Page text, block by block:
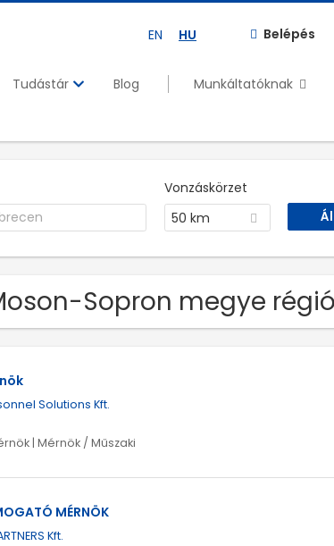
EN HU Belépés
Tudástár Blog
Munkáltatóknak
Vonzáskörzet
50 km
Sopron megye
Solutions Kft.
| Mérnök / Műszaki
MÉRNÖK
Kft.